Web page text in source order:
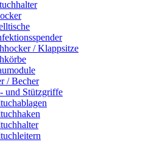
/ Klappsitze
/ Becher
und Stützgriffe